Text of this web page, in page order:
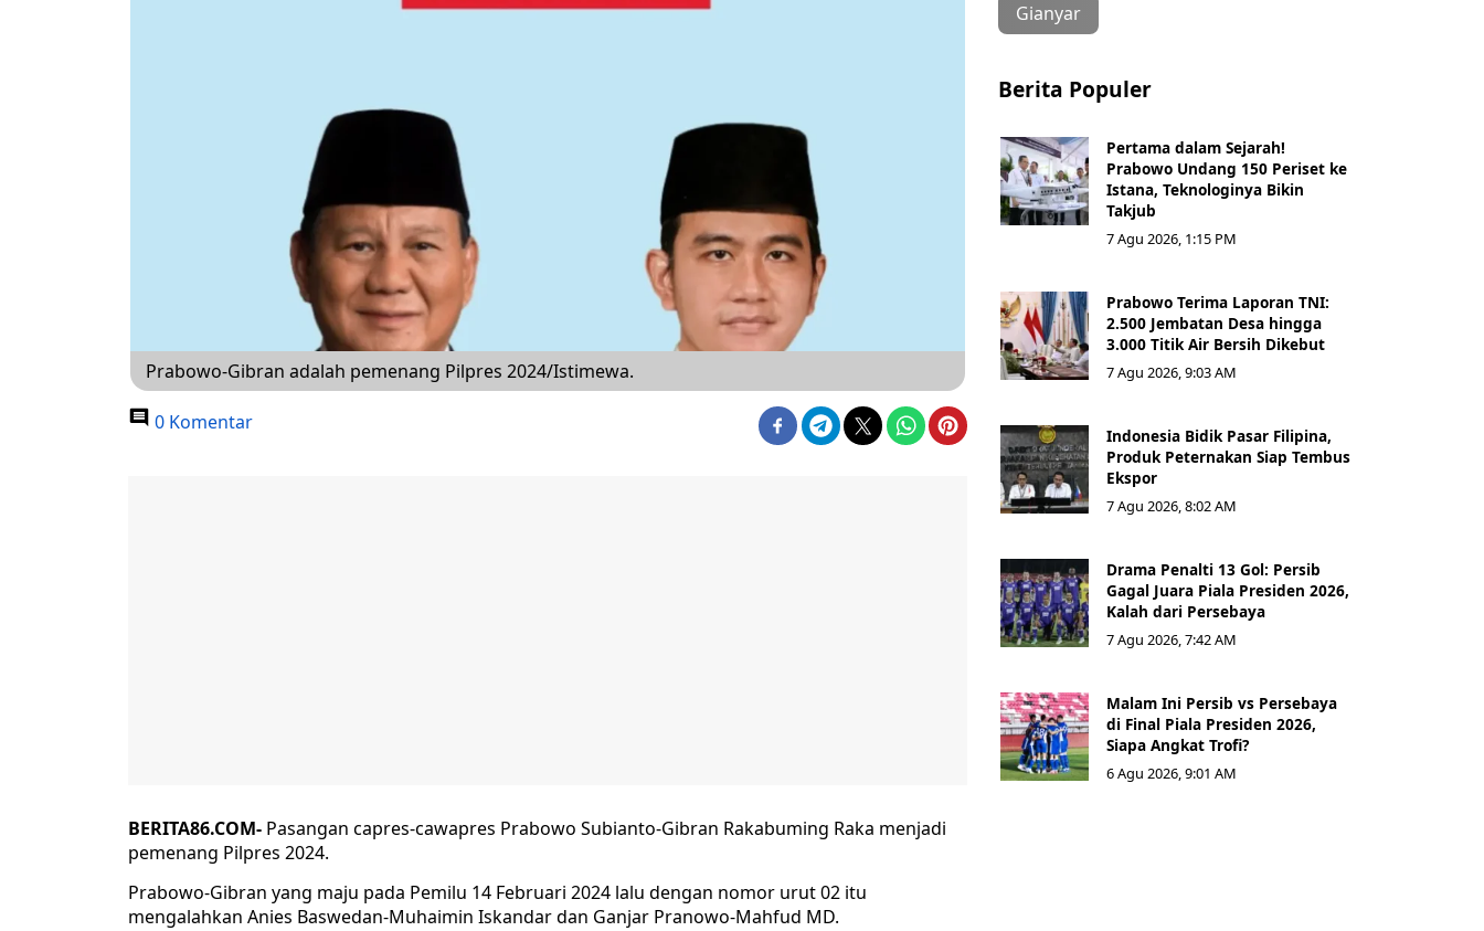
Prabowo-Gibran adalah pemenang Pilpres 2024/Istimewa.
0 Komentar
BERITA86.COM- Pasangan capres-cawapres Prabowo Subianto-Gibran Rakabuming Raka menjadi
pemenang Pilpres 2024.
Prabowo-Gibran yang maju pada Pemilu 14 Februari 2024 lalu dengan nomor urut 02 itu
mengalahkan Anies Baswedan-Muhaimin Iskandar dan Ganjar Pranowo-Mahfud MD.
Gianyar
Berita Populer
Pertama dalam Sejarah!
Prabowo Undang 150 Periset ke
Istana, Teknologinya Bikin
Takjub
7 Agu 2026, 1:15 PM
Prabowo Terima Laporan TNI:
2.500 Jembatan Desa hingga
3.000 Titik Air Bersih Dikebut
7 Agu 2026, 9:03 AM
Indonesia Bidik Pasar Filipina,
Produk Peternakan Siap Tembus
Ekspor
7 Agu 2026, 8:02 AM
Drama Penalti 13 Gol: Persib
Gagal Juara Piala Presiden 2026,
Kalah dari Persebaya
7 Agu 2026, 7:42 AM
Malam Ini Persib vs Persebaya
di Final Piala Presiden 2026,
Siapa Angkat Trofi?
6 Agu 2026, 9:01 AM